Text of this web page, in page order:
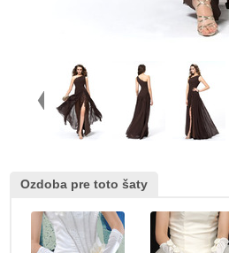
Ozdoba pre toto šaty